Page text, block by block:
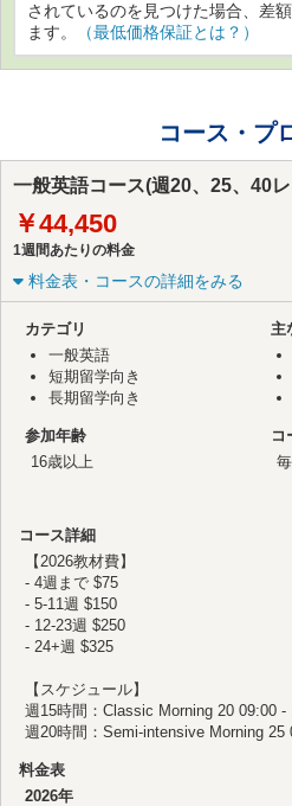
されているのを見つけた場合、差
ます。
（最低価格保証とは？）
コース・プ
一般英語コース(週20、25、40
￥44,450
1週間あたりの料金
料金表・コースの詳細をみる
カテゴリ
一般英語
短期留学向き
長期留学向き
主
参加年齢
16歳以上
コ
コース詳細
【2026教材費】
- 4週まで $75
- 5-11週 $150
- 12-23週 $250
- 24+週 $325
【スケジュール】
週15時間：Classic Morning 20 09:00 -
週20時間：Semi-intensive Morning 25
料金表
2026年